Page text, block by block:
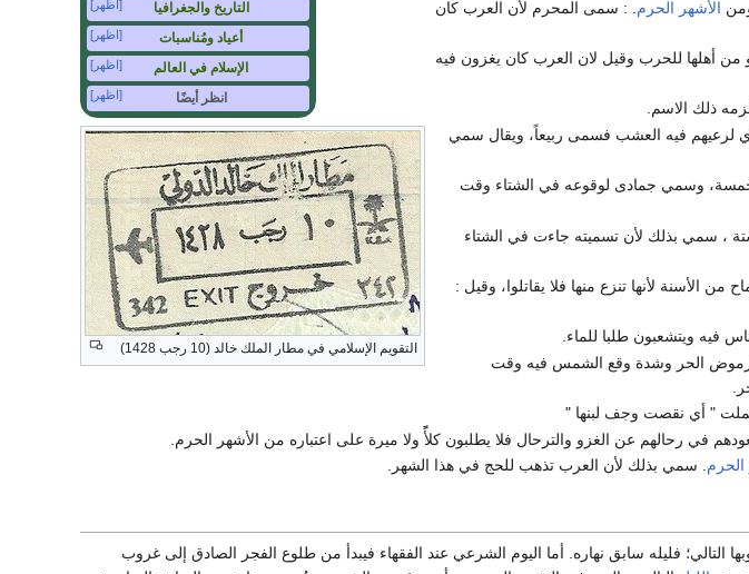
التاريخ والجغرافيا [اظهر]
أعياد ومُناسبات [اظهر]
الإسلام في العالم [اظهر]
انظر أيضًا [اظهر]
التقويم الإسلامي في مطار الملك خالد (10 رجب 1428)
الأشهر الحرم . : سمى المحرم لأن العرب كان
أهلها للحرب وقيل لان العرب كان يغزون فيه
ذلك الاسم.
لرعيهم فيه العشب فسمى ربيعاً، ويقال سمي
وسمي جمادى لوقوعه في الشتاء وقت
، سمي بذلك لأن تسميته جاءت في الشتاء
من الأسنة لأنها تنزع منها فلا يقاتلوا، وقيل :
فيه ويتشعبون طلبا للماء.
الحر وشدة وقع الشمس فيه وقت
حملت " أي نقصت وجف لبنها "
في رحالهم عن الغزو والترحال فلا يطلبون كلأًً ولا ميرة على اعتباره من الأشهر الحرم.
الحرم . سمي بذلك لأن العرب تذهب للحج في هذا الشهر.
التالي؛ فليله سابق نهاره. أما اليوم الشرعي عند الفقهاء فيبدأ من طلوع الفجر الصادق إلى غروب